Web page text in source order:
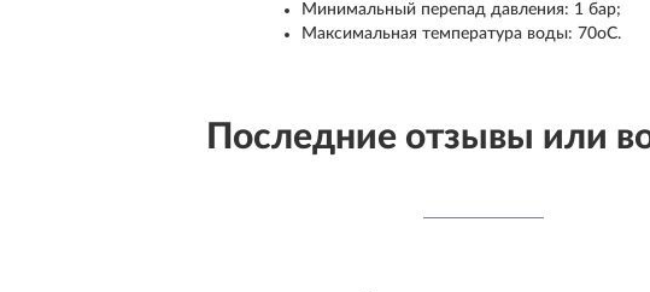
Минимальный перепад давления: 1 бар;
Максимальная температура воды: 70оС.
Последние отзывы или